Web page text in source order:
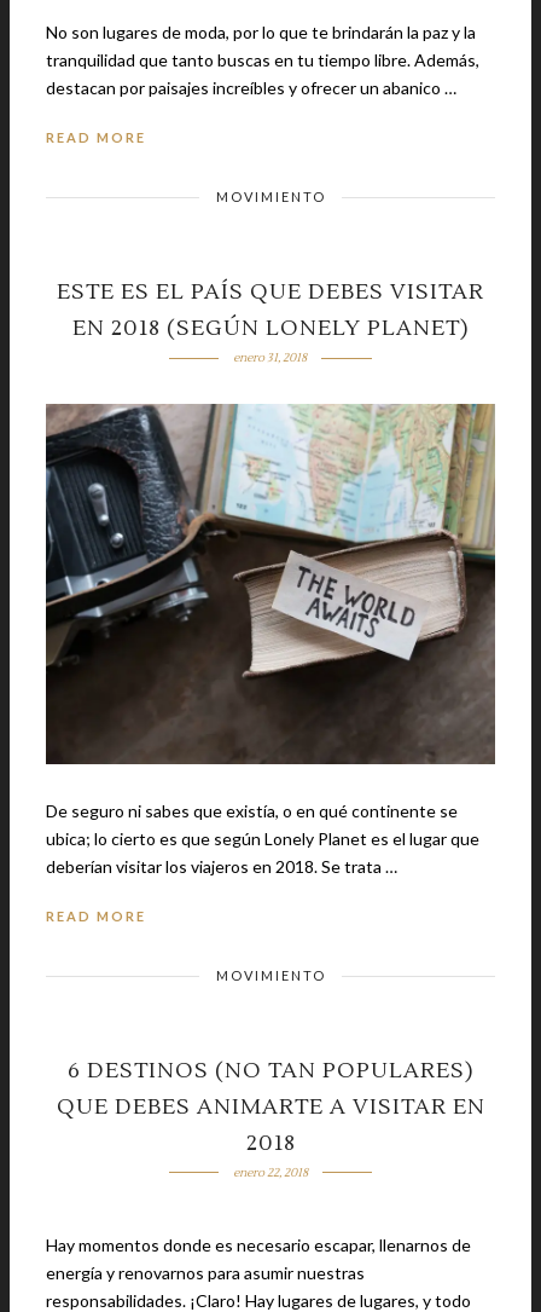
No son lugares de moda, por lo que te brindarán la paz y la
tranquilidad que tanto buscas en tu tiempo libre. Además,
destacan por paisajes increíbles y ofrecer un abanico …
READ MORE
MOVIMIENTO
ESTE ES EL PAÍS QUE DEBES VISITAR
EN 2018 (SEGÚN LONELY PLANET)
enero 31, 2018
De seguro ni sabes que existía, o en qué continente se
ubica; lo cierto es que según Lonely Planet es el lugar que
deberían visitar los viajeros en 2018. Se trata …
READ MORE
MOVIMIENTO
6 DESTINOS (NO TAN POPULARES)
QUE DEBES ANIMARTE A VISITAR EN
2018
enero 22, 2018
Hay momentos donde es necesario escapar, llenarnos de
energía y renovarnos para asumir nuestras
responsabilidades. ¡Claro! Hay lugares de lugares, y todo